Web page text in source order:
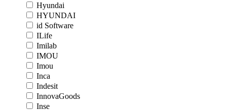
Hyundai
HYUNDAI
id Software
ILife
Imilab
IMOU
Imou
Inca
Indesit
InnovaGoods
Inse